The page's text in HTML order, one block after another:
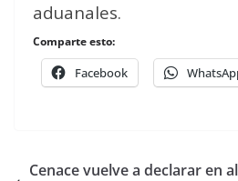
aduanales.
Comparte esto:
Facebook
Cenace vuelve a declarar en